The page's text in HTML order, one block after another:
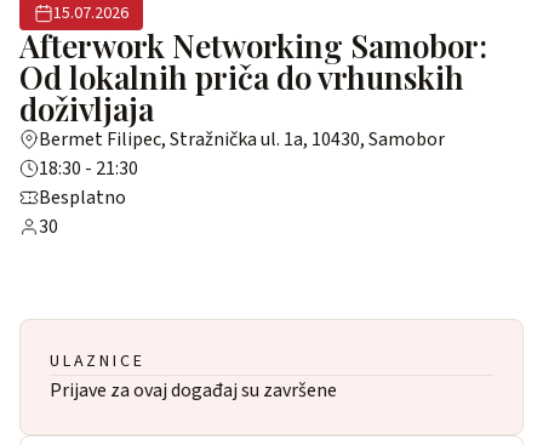
15.07.2026
Afterwork Networking Samobor:
Od lokalnih priča do vrhunskih
doživljaja
Bermet Filipec, Stražnička ul. 1a, 10430, Samobor
18:30 - 21:30
Besplatno
30
ULAZNICE
Prijave za ovaj događaj su završene